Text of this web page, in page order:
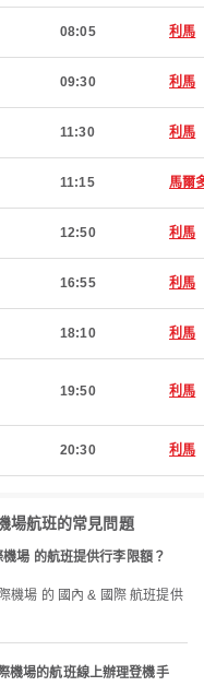
08:05 利馬
09:30 利馬
11:30 利馬
11:15 馬爾
12:50 利馬
16:55 利馬
18:10 利馬
19:50 利馬
20:30 利馬
場航班的常見問題
場 的航班提供行李限額？
機場的航班線上辦理登機手